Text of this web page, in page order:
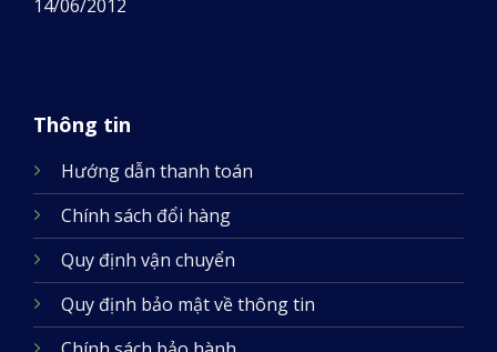
14/06/2012
Thông tin
Hướng dẫn thanh toán
Chính sách đổi hàng
Quy định vận chuyển
Quy định bảo mật về thông tin